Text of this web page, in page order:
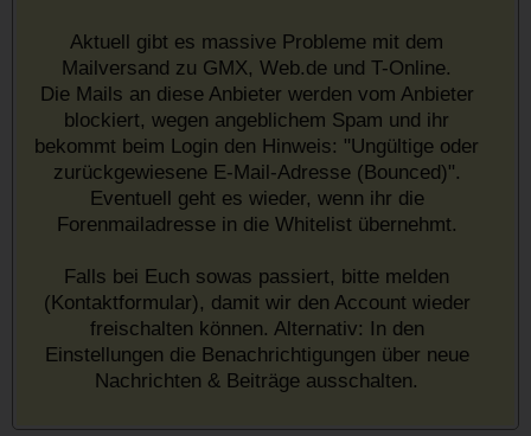
Aktuell gibt es massive Probleme mit dem
Mailversand zu GMX, Web.de und T-Online.
Die Mails an diese Anbieter werden vom Anbieter
blockiert, wegen angeblichem Spam und ihr
bekommt beim Login den Hinweis: "Ungültige oder
zurückgewiesene E-Mail-Adresse (Bounced)".
Eventuell geht es wieder, wenn ihr die
Forenmailadresse in die Whitelist übernehmt.
Falls bei Euch sowas passiert, bitte melden
(Kontaktformular), damit wir den Account wieder
freischalten können. Alternativ: In den
Einstellungen die Benachrichtigungen über neue
Nachrichten & Beiträge ausschalten.